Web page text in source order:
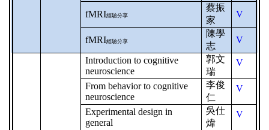
fMRI經驗分享
蔡振
家
V
fMRI經驗分享
陳學
志
V
Introduction to cognitive
neuroscience
郭文
瑞
V
From behavior to cognitive
neuroscience
李俊
仁
V
Experimental design in
general
吳仕
煒
V